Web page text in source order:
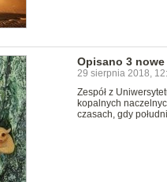
Opisano 3
29 sierpnia 2018,
Zespół z
kopalnych
czasach, gdy